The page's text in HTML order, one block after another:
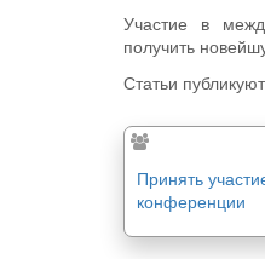
Участие в
получить
Статьи
Принять
конференции